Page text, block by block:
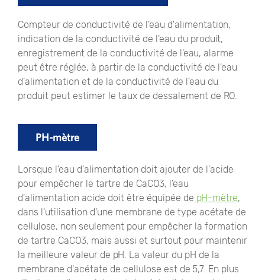
Compteur de conductivité de l'eau d'alimentation,
indication de la conductivité de l'eau du produit,
enregistrement de la conductivité de l'eau, alarme
peut être réglée, à partir de la conductivité de l'eau
d'alimentation et de la conductivité de l'eau du
produit peut estimer le taux de dessalement de RO.
PH-mètre
Lorsque l'eau d'alimentation doit ajouter de l'acide
pour empêcher le tartre de CaCO3, l'eau
d'alimentation acide doit être équipée de pH-mètre,
dans l'utilisation d'une membrane de type acétate de
cellulose, non seulement pour empêcher la formation
de tartre CaCO3, mais aussi et surtout pour maintenir
la meilleure valeur de pH. La valeur du pH de la
membrane d'acétate de cellulose est de 5,7. En plus